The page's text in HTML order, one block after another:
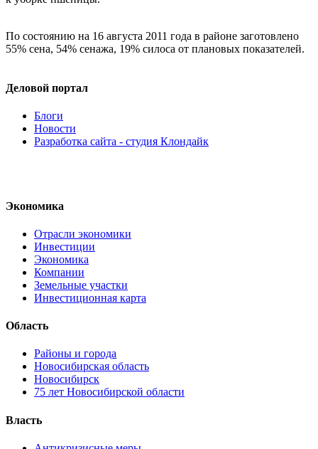
По состоянию на 16 августа 2011 года в районе заготовлено
55% сена, 54% сенажа, 19% силоса от плановых показателей.
Деловой портал
Блоги
Новости
Разработка сайта - студия Клондайк
Экономика
Отрасли экономики
Инвестиции
Экономика
Компании
Земельные участки
Инвестиционная карта
Область
Районы и города
Новосибирская область
Новосибирск
75 лет Новосибирской области
Власть